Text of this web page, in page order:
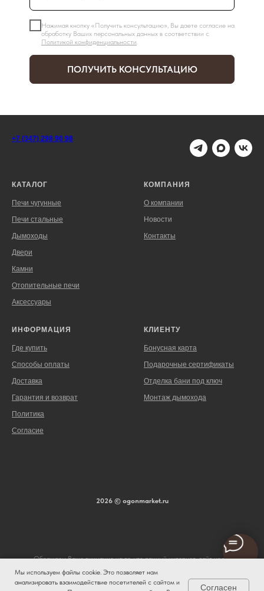
Мы используем файлы cookie. Это позволяет нам
анализировать взаимодействие посетителей с сайтом и
Согласен
Нажимая кнопку «Получить консультацию», Вы даете согласие на
обработку Ваших персональных данных в соответствии с
Политикой конфиденциальности
ПОЛУЧИТЬ КОНСУЛЬТАЦИЮ
+7 (347) 298 90 98
КАТАЛОГ
Печи чугунные
Печи стальные
Дымоходы
Двери
Камни
Отопительные печи
Аксессуары
КОМПАНИЯ
О компании
Новости
Контакты
ИНФОРМАЦИЯ
Где купить
Способы оплаты
Доставка
Гарантия и возврат
Политика
Согласие
КЛИЕНТУ
Бонусная карта
Подарочные сертификаты
Отделка бани под ключ
Монтаж дымохода
2026 © ogonmarket.ru
Обращаем Ваше внимание на то, что данный интернет-сайт носит
исключительно информационный характер и ни при каких условиях не является
публичной офертой, определяемой положениями ч. 2 ст. 437 Гражданского
кодекса Российской Федерации. Для получения подробной информации о